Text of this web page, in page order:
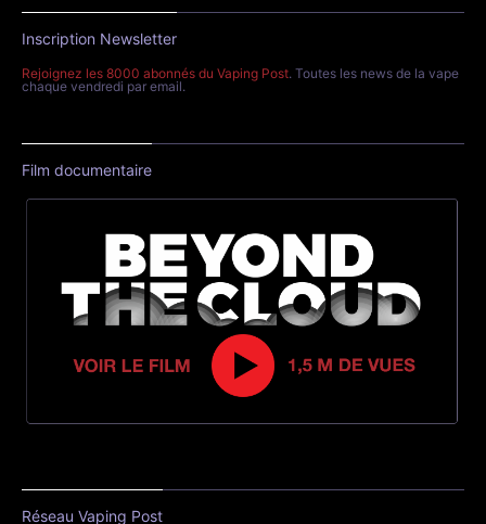
Inscription Newsletter
Rejoignez les 8000 abonnés du Vaping Post. Toutes les news de la vape
chaque vendredi par email.
Film documentaire
Réseau Vaping Post